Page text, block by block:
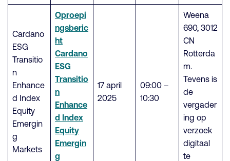
Cardano
ESG
Transitio
n
Enhance
d Index
Equity
Emergin
g
Markets
Oproepi
ngsberic
ht
Cardano
ESG
Transitio
n
Enhance
d Index
Equity
Emergin
g
17 april
2025
09:00 –
10:30
Weena
690, 3012
CN
Rotterda
m.
Tevens is
de
vergader
ing op
verzoek
digitaal
te